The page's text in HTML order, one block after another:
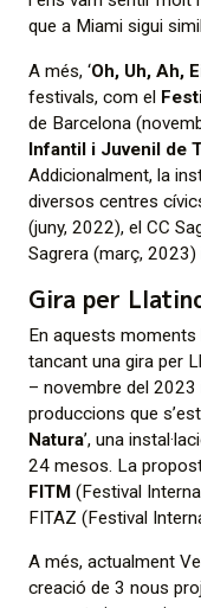
que a Miami sigui
A més, ‘Oh, Uh, Ah,
festivals, com el
de Barcelona
Infantil i Juvenil de
Addicionalment, la
diversos centres
(juny, 2022), el CC
Sagrera (març, 2023)
Gira per
En aquests
tancant una gira per
– novembre del
produccions que
Natura’, una
24 mesos. La
FITM (Festival
FITAZ (Festival
A més, actualment
creació de 3 nous